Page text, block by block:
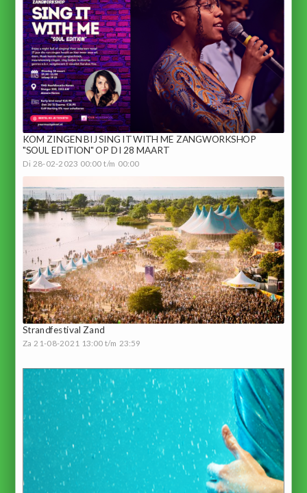
KOM ZINGEN BIJ SING IT WITH ME ZANGWORKSHOP
"SOUL EDITION" OP DI 28 MAART
Di 28-02-2023 00:00 t/m 00:00
Strandfestival Zand
Za 21-08-2021 13:00 t/m 23:59